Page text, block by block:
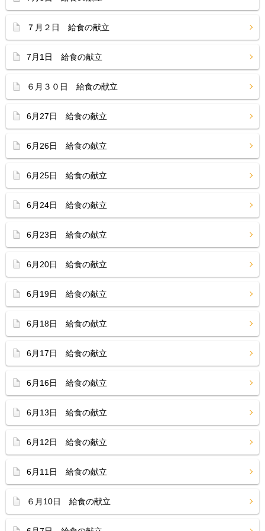
７月２日 給食の献立
7月1日 給食の献立
６月３０日 給食の献立
6月27日 給食の献立
6月26日 給食の献立
6月25日 給食の献立
6月24日 給食の献立
6月23日 給食の献立
6月20日 給食の献立
6月19日 給食の献立
6月18日 給食の献立
6月17日 給食の献立
6月16日 給食の献立
6月13日 給食の献立
6月12日 給食の献立
6月11日 給食の献立
６月10日 給食の献立